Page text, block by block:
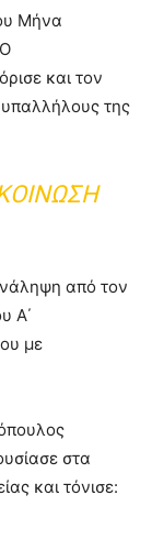
Μήνα
και τον
της
από τον
Α΄
με
στα
και τόνισε: